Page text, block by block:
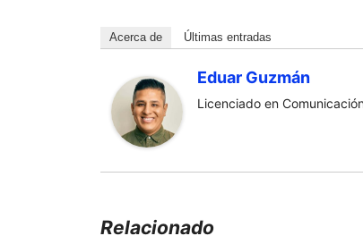
Acerca de Últimas entradas
Eduar Guzmán
Licenciado en
Relacionado